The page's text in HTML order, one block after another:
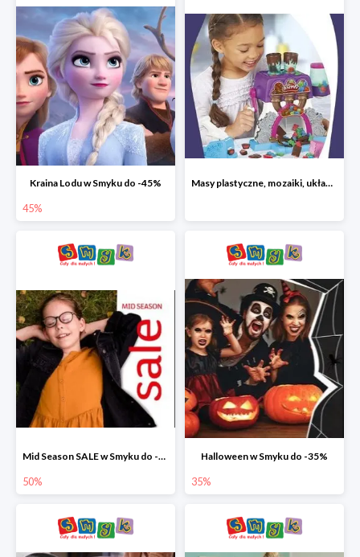
Kraina Lodu w Smyku do -45%
45%
Masy plastyczne, mozaiki, układanki do -45%
Mid Season SALE w Smyku do -50%
50%
Halloween w Smyku do -35%
35%